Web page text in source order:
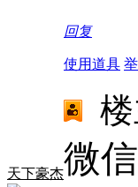
回复
使用道具
天下豪杰微